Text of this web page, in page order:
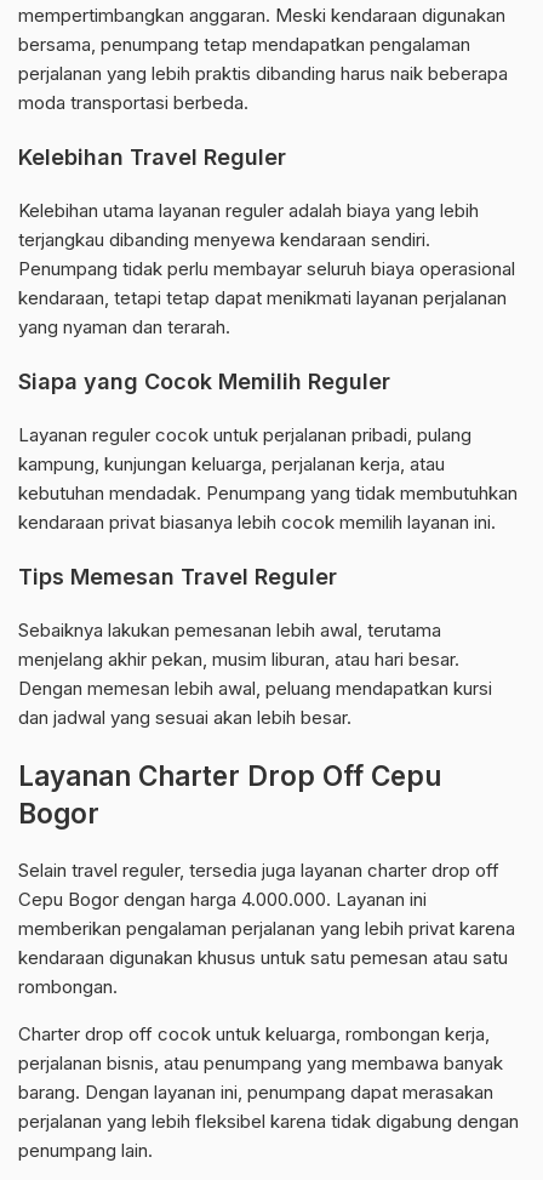
mempertimbangkan anggaran. Meski kendaraan digunakan
bersama, penumpang tetap mendapatkan pengalaman
perjalanan yang lebih praktis dibanding harus naik beberapa
moda transportasi berbeda.
Kelebihan Travel Reguler
Kelebihan utama layanan reguler adalah biaya yang lebih
terjangkau dibanding menyewa kendaraan sendiri.
Penumpang tidak perlu membayar seluruh biaya operasional
kendaraan, tetapi tetap dapat menikmati layanan perjalanan
yang nyaman dan terarah.
Siapa yang Cocok Memilih Reguler
Layanan reguler cocok untuk perjalanan pribadi, pulang
kampung, kunjungan keluarga, perjalanan kerja, atau
kebutuhan mendadak. Penumpang yang tidak membutuhkan
kendaraan privat biasanya lebih cocok memilih layanan ini.
Tips Memesan Travel Reguler
Sebaiknya lakukan pemesanan lebih awal, terutama
menjelang akhir pekan, musim liburan, atau hari besar.
Dengan memesan lebih awal, peluang mendapatkan kursi
dan jadwal yang sesuai akan lebih besar.
Layanan Charter Drop Off Cepu
Bogor
Selain travel reguler, tersedia juga layanan charter drop off
Cepu Bogor dengan harga 4.000.000. Layanan ini
memberikan pengalaman perjalanan yang lebih privat karena
kendaraan digunakan khusus untuk satu pemesan atau satu
rombongan.
Charter drop off cocok untuk keluarga, rombongan kerja,
perjalanan bisnis, atau penumpang yang membawa banyak
barang. Dengan layanan ini, penumpang dapat merasakan
perjalanan yang lebih fleksibel karena tidak digabung dengan
penumpang lain.